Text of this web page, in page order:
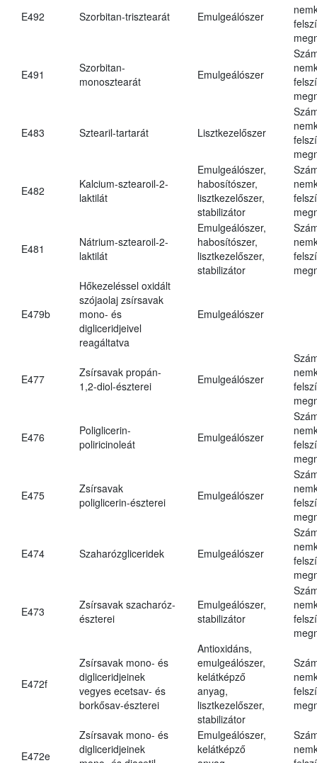
E492 Szorbitan-trisztearát Emulgeálószer
E491
Szorbitan-
monosztearát
Emulgeálószer
E483 Sztearil-tartarát Lisztkezelőszer
E482
Kalcium-sztearoil-2-
laktilát
Emulgeálószer,
habosítószer,
lisztkezelőszer,
stabilizátor
E481
Nátrium-sztearoil-2-
laktilát
Emulgeálószer,
habosítószer,
lisztkezelőszer,
stabilizátor
E479b
Hőkezeléssel oxidált
szójaolaj zsírsavak
mono- és
digliceridjeivel
reagáltatva
Emulgeálószer
E477
Zsírsavak propán-
1,2-diol-észterei
Emulgeálószer
E476
Poliglicerin-
poliricinoleát
Emulgeálószer
E475
Zsírsavak
poliglicerin-észterei
Emulgeálószer
E474 Szaharózgliceridek Emulgeálószer
E473
Zsírsavak szacharóz-
észterei
Emulgeálószer,
stabilizátor
E472f
Zsírsavak mono- és
digliceridjeinek
vegyes ecetsav- és
borkősav-észterei
Antioxidáns,
emulgeálószer,
kelátképző
anyag,
lisztkezelőszer,
stabilizátor
E472e
Zsírsavak mono- és
digliceridjeinek
Emulgeálószer,
kelátképző